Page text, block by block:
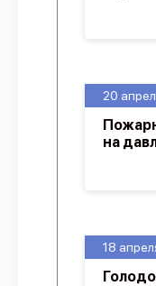
18
20
на